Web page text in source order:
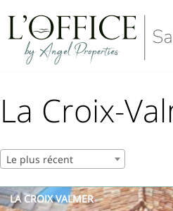
Aller
La Croix-
Le plus récent
LA CROIX VALMER